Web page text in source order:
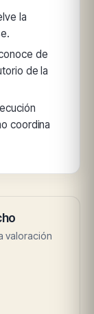
la
de
de la
coordina
valoración